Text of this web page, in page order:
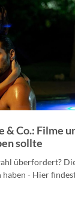
Co.: Filme
sollte
überfordert?
haben - Hier